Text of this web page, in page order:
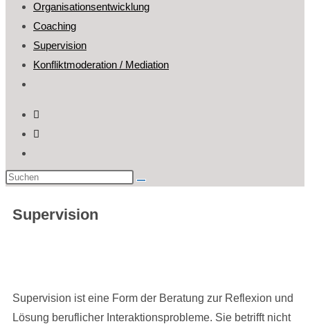
Organisationsentwicklung
Coaching
Supervision
Konfliktmoderation / Mediation
Supervision
Supervision ist eine Form der Beratung zur Reflexion und
Lösung beruflicher Interaktionsprobleme. Sie betrifft nicht